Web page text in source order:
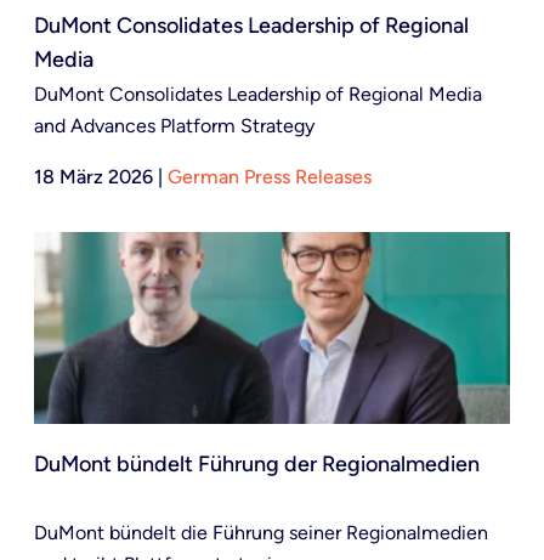
DuMont Consolidates Leadership of Regional
Media
DuMont Consolidates Leadership of Regional Media
and Advances Platform Strategy
18 März 2026 German Press Releases
DuMont bündelt Führung der Regionalmedien
DuMont bündelt die Führung seiner Regionalmedien